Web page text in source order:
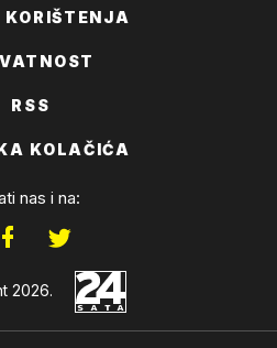
KORIŠTENJA
RSS
KOLAČIĆA
nas i na:
2026.